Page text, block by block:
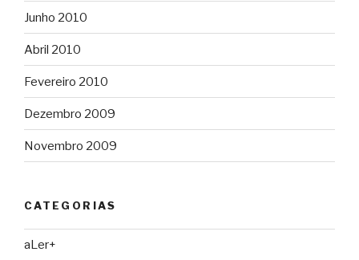
Junho 2010
Abril 2010
Fevereiro 2010
Dezembro 2009
Novembro 2009
CATEGORIAS
aLer+